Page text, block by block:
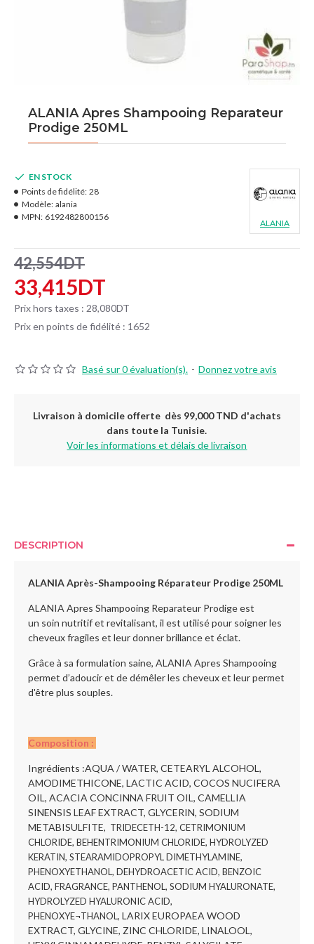
ALANIA Apres Shampooing Reparateur
Prodige 250ML
Basé sur 0 évaluation(s). - Donnez votre avis
33,415DT
42,554DT
Prix hors taxes : 28,080DT
Prix en points de fidélité : 1652
EN STOCK
Points de fidélité: 28
Modèle: alania
MPN: 6192482800156
ALANIA
Livraison à domicile offerte dès 99,000 TND d'achats
dans toute la Tunisie.
Voir les informations et délais de livraison
DESCRIPTION
ALANIA Après-Shampooing Réparateur Prodige 250ML
ALANIA Apres Shampooing Reparateur Prodige est
un soin nutritif et revitalisant, il est utilisé pour soigner les
cheveux fragiles et leur donner brillance et éclat.
Grâce à sa formulation saine, ALANIA Apres Shampooing
permet d’adoucir et de démêler les cheveux et leur permet
d'être plus souples.
Composition :
Ingrédients :AQUA / WATER, CETEARYL ALCOHOL,
AMODIMETHICONE, LACTIC ACID, COCOS NUCIFERA
OIL, ACACIA CONCINNA FRUIT OIL, CAMELLIA
SINENSIS LEAF EXTRACT, GLYCERIN, SODIUM
METABISULFITE, TRIDECETH-12, CETRIMONIUM
CHLORIDE, BEHENTRIMONIUM CHLORIDE, HYDROLYZED
KERATIN, STEARAMIDOPROPYL DIMETHYLAMINE,
PHENOXYETHANOL, DEHYDROACETIC ACID, BENZOIC
ACID, FRAGRANCE, PANTHENOL, SODIUM HYALURONATE,
HYDROLYZED HYALURONIC ACID,
PHENOXYE¬THANOL, LARIX EUROPAEA WOOD
EXTRACT, GLYCINE, ZINC CHLORIDE, LINALOOL,